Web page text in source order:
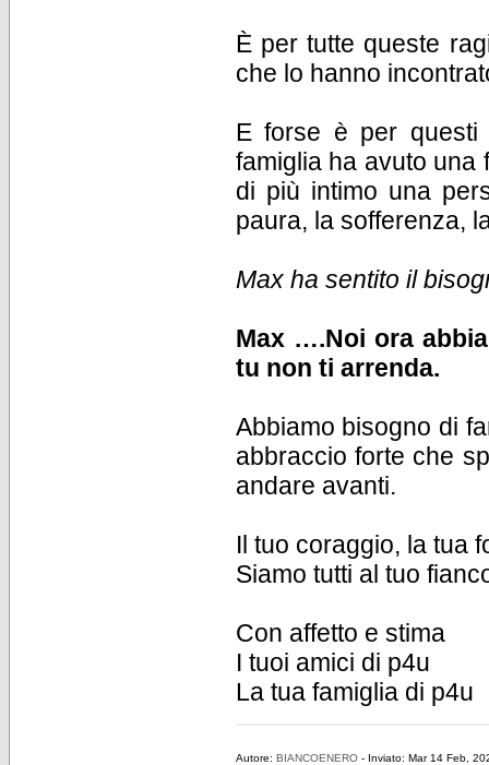
È per tutte queste
che lo hanno
E forse è per questi
famiglia ha avuto una
di più intimo una
paura, la sofferenza,
Max ha sentito il
Max ….Noi ora
tu non ti arrenda.
Abbiamo bisogno di
abbraccio forte che
andare avanti.
Il tuo coraggio, la tua
Siamo tutti al tuo
Con affetto e stima
I tuoi amici di p4u
La tua famiglia di p4u
Autore: BIANCOENERO- Inviato: Mar 14 Feb,